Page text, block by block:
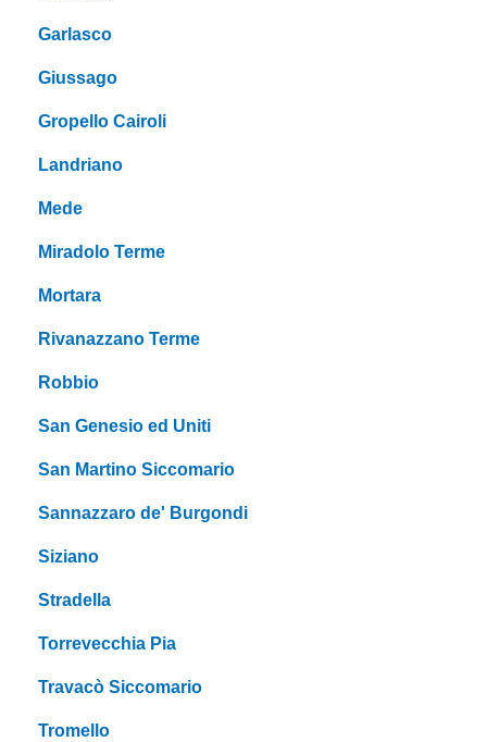
Garlasco
Giussago
Gropello Cairoli
Landriano
Mede
Miradolo Terme
Mortara
Rivanazzano Terme
Robbio
San Genesio ed Uniti
San Martino Siccomario
Sannazzaro de' Burgondi
Siziano
Stradella
Torrevecchia Pia
Travacò Siccomario
Tromello